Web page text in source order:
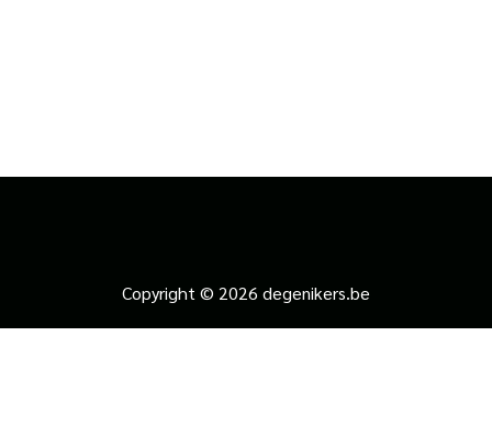
Copyright © 2026 degenikers.be